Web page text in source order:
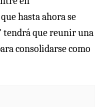
hasta ahora se
tendrá que reunir una
consolidarse como